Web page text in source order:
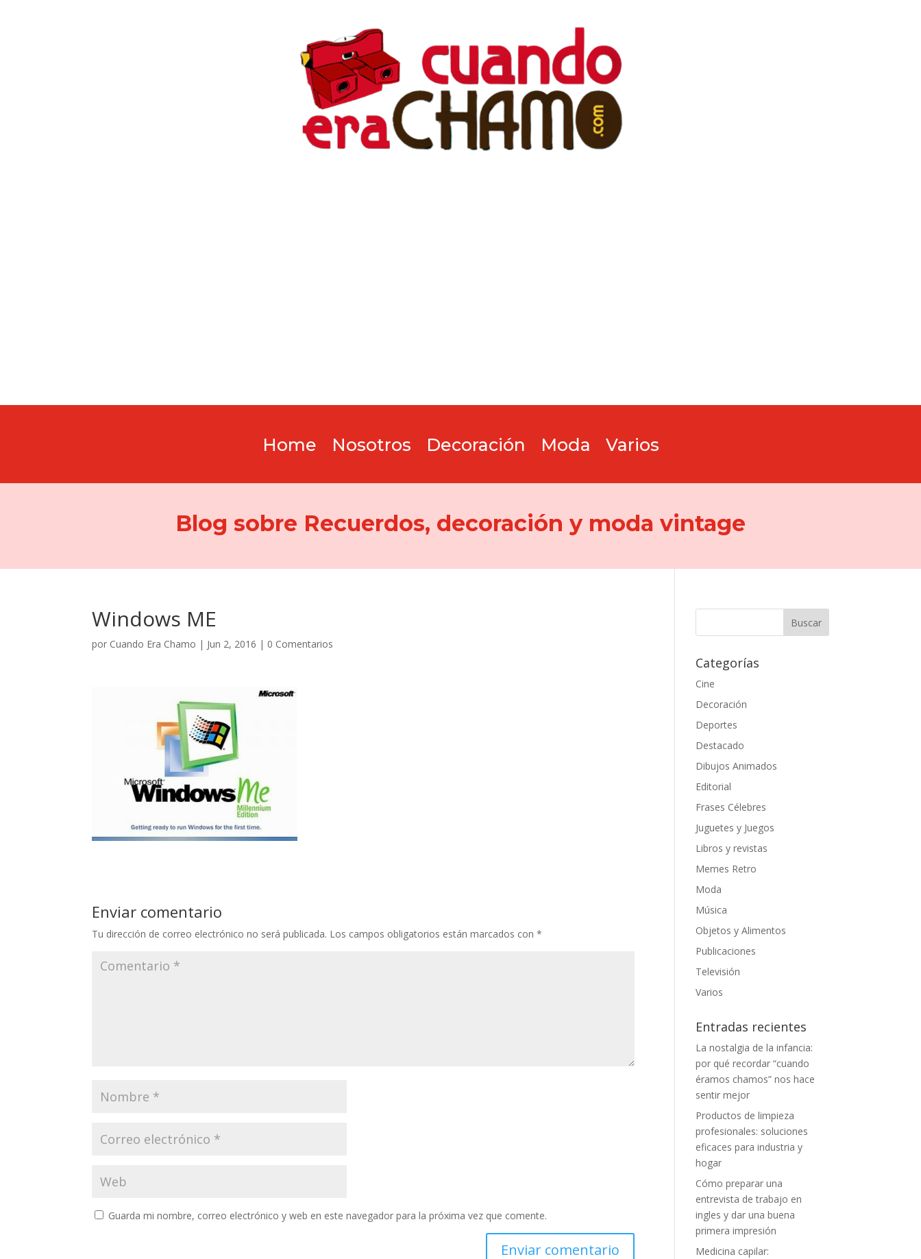
Home Nosotros Decoración Moda Varios
Blog sobre Recuerdos, decoración y moda vintage
Windows ME
por Cuando Era Chamo | Jun 2, 2016 | 0 Comentarios
Enviar comentario
Tu dirección de correo electrónico no será publicada. Los campos obligatorios están marcados con*
Guarda mi nombre, correo electrónico y web en este navegador para la próxima vez que comente.
Categorías
Cine
Decoración
Deportes
Destacado
Dibujos Animados
Editorial
Frases Célebres
Juguetes y Juegos
Libros y revistas
Memes Retro
Moda
Música
Objetos y Alimentos
Publicaciones
Televisión
Varios
Entradas recientes
La nostalgia de la infancia:
por qué recordar “cuando
éramos chamos” nos hace
sentir mejor
Productos de limpieza
profesionales: soluciones
eficaces para industria y
hogar
Cómo preparar una
entrevista de trabajo en
ingles y dar una buena
primera impresión
Medicina capilar: